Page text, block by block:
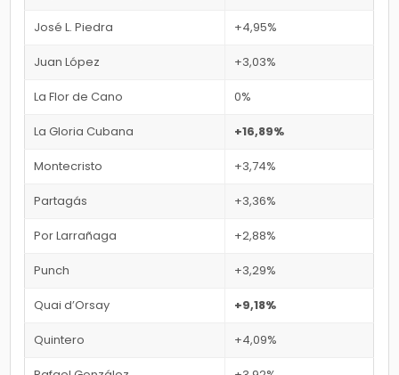
José L. Piedra +4,95%
Juan López +3,03%
La Flor de Cano 0%
La Gloria Cubana +16,89%
Montecristo +3,74%
Partagás +3,36%
Por Larrañaga +2,88%
Punch +3,29%
Quai d’Orsay +9,18%
Quintero +4,09%